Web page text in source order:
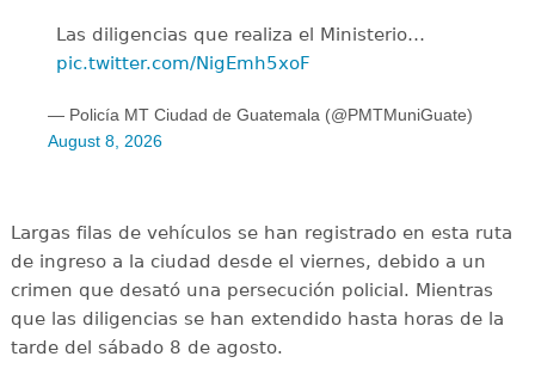
Las diligencias que realiza el Ministerio…
pic.twitter.com/NigEmh5xoF
— Policía MT Ciudad de Guatemala (@PMTMuniGuate)
August 8, 2026
Largas filas de vehículos se han registrado en esta ruta
de ingreso a la ciudad desde el viernes, debido a un
crimen que desató una persecución policial. Mientras
que las diligencias se han extendido hasta horas de la
tarde del sábado 8 de agosto.